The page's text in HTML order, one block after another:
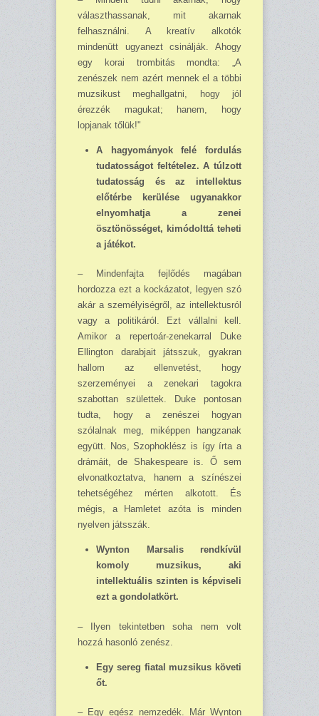
választhassanak, mit akarnak
felhasználni. A kreatív alko­tók
mindenütt ugyanezt csinálják. Ahogy
egy korai trombitás mondta: „A
zenészek nem azért mennek el a többi
muzsikust meghallgatni, hogy jól
érezzék magukat; hanem, hogy
lopjanak tőlük!"
A hagyományok felé fordulás
tudatosságot feltételez. A túlzott
tudatosság és az in­tel­lektus
előtérbe kerülése ugyanakkor
elnyomhatja a zenei
ösztönösséget, kimódolttá teheti
a játékot.
– Mindenfajta fejlődés magában
hordozza ezt a kockázatot, legyen szó
akár a szemé­lyi­ségről, az intellektusról
vagy a politikáról. Ezt vállalni kell.
Amikor a repertoár-zenekarral Duke
Ellington darabjait játsszuk, gyakran
hallom az ellenvetést, hogy
szerzeményei a zenekari tagokra
szabottan születtek. Duke pontosan
tudta, hogy a zenészei hogyan
szólalnak meg, miképpen hangzanak
együtt. Nos, Szophoklész is így írta a
drámáit, de Shakespeare is. Ő sem
elvonatkoztatva, hanem a színészei
tehetségéhez mérten alkotott. És
mégis, a Hamletet azóta is minden
nyelven játsszák.
Wynton Marsalis rendkívül
komoly muzsikus, aki
intellektuális szinten is képviseli
ezt a gondo­latkört.
– Ilyen tekintetben soha nem volt
hozzá hasonló zenész.
Egy sereg fiatal muzsikus követi
őt.
– Egy egész nemzedék. Már Wynton